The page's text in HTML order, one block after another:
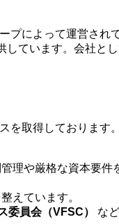
プによって運営さ
ています。会社
取得しております
理や厳格な資本要件
えています。
委員会（VFSC） な